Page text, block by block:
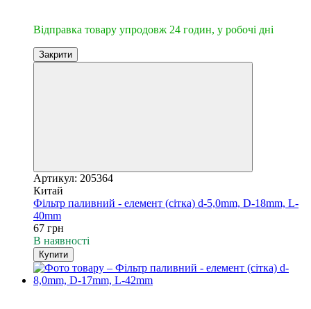
Відправка товару упродовж 24 годин, у робочі дні
Закрити
Артикул: 205364
Китай
Фільтр паливний - елемент (сітка) d-5,0mm, D-18mm, L-
40mm
67 грн
В наявності
Купити